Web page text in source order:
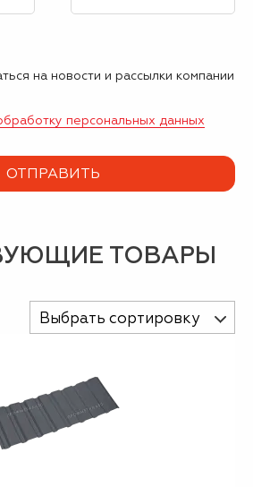
на новости и рассылки компании
персональных данных
ТОВАРЫ
Выбрать сортировку